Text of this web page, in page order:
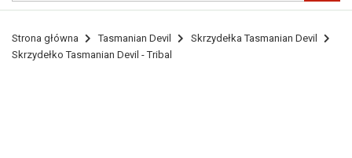
Strona główna Tasmanian Devil
Skrzydełka Tasmanian Devil
Skrzydełko Tasmanian Devil - Tribal